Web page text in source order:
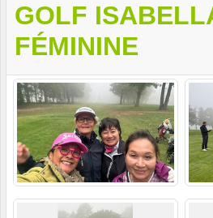
GOLF
FÉMININE